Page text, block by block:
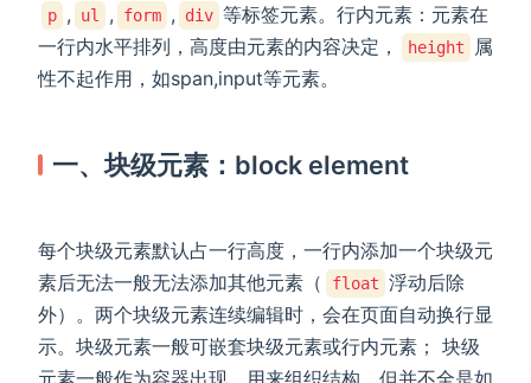
p , ul , form , div 等标签元素。行内元素：元素在
一行内水平排列，高度由元素的内容决定，
height
属
性不起作用，如span,input等元素。
一、块级元素：block element
每个块级元素默认占一行高度，一行内添加一个块级元
素后无法一般无法添加其他元素（
float 浮动后除
外）。两个块级元素连续编辑时，会在页面自动换行显
示。块级元素一般可嵌套块级元素或行内元素； 块级